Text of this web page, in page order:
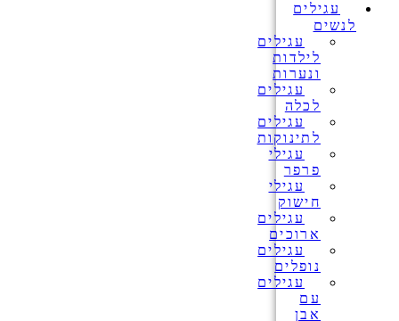
עגילים
לנשים
עגילים
לילדות
ונערות
עגילים
לכלה
עגילים
לתינוקות
עגילי
פרפר
עגילי
חישוק
עגילים
ארוכים
עגילים
נופלים
עגילים
עם
אבן